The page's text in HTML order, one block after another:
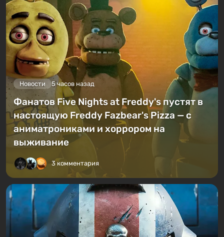
Новости 5 часов назад
Фанатов Five Nights at Freddy's пустят в
настоящую Freddy Fazbear's Pizza — с
аниматрониками и хоррором на
выживание
3 комментария